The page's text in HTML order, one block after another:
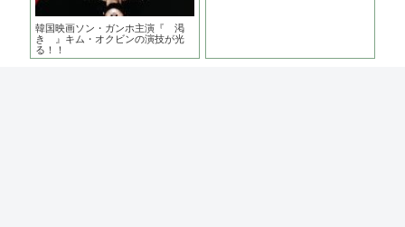
韓国映画ソン・ガンホ主演『 渇
き 』キム・オクビンの演技が光
る！！